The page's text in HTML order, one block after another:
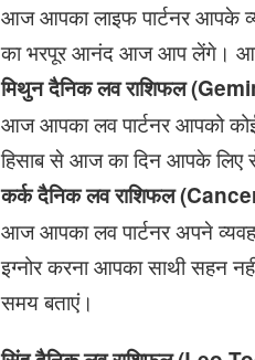
आज आपका लाइफ पार्टनर आपके
का भरपूर आनंद आज आप लेंगे।
मिथुन दैनिक लव राशिफल
आज आपका लव पार्टनर आपको
हिसाब से आज का दिन आपके लिए
कर्क दैनिक लव राशिफल
आज आपका लव पार्टनर अपने
इग्नोर करना आपका साथी सहन
समय बताएं।